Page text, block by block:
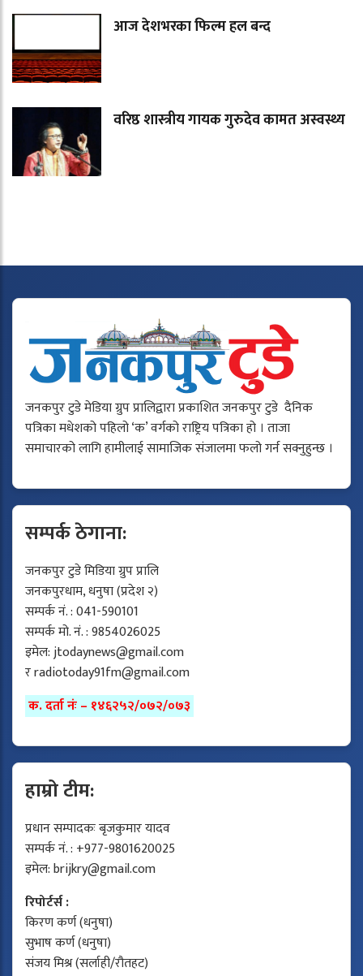
आज देशभरका फिल्म हल बन्द
वरिष्ठ शास्त्रीय गायक गुरुदेव कामत अस्वस्थ्य
जनकपुर टुडे मेडिया ग्रुप प्रालिद्वारा प्रकाशित जनकपुर टुडे दैनिक
पत्रिका मधेशको पहिलो ‘क’ वर्गको राष्ट्रिय पत्रिका हो । ताजा
समाचारको लागि हामीलाई सामाजिक संजालमा फलो गर्न सक्नुहुन्छ ।
सम्पर्क ठेगाना:
जनकपुर टुडे मिडिया ग्रुप प्रालि
जनकपुरधाम, धनुषा (प्रदेश २)
सम्पर्क नं. : 041-590101
सम्पर्क मो. नं. : 9854026025
इमेल:jtodaynews@gmail.com
रradiotoday91fm@gmail.com
क. दर्ता नंः – १४६२५२/०७२/०७३
हाम्रो टीम:
प्रधान सम्पादकः बृजकुमार यादव
सम्पर्क नं. : +977-9801620025
इमेल:brijkry@gmail.com
रिपोर्टर्स :
किरण कर्ण (धनुषा)
सुभाष कर्ण (धनुषा)
संजय मिश्र (सर्लाही/रौतहट)